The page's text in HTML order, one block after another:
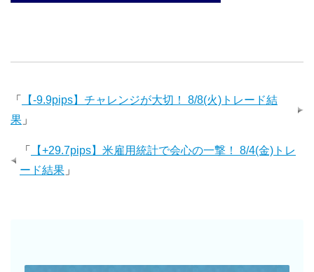
「
【-9.9pips】チャレンジが大切！ 8/8(火)トレード結
果 」
「
【+29.7pips】米雇用統計で会心の一撃！ 8/4(金)トレ
ード結果 」